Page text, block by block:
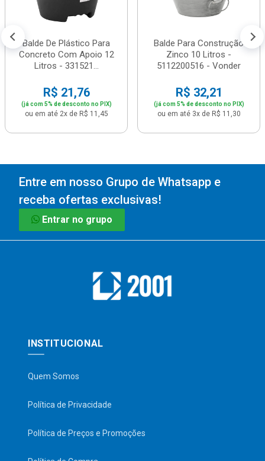
Balde De Plástico Para
Concreto Com Apoio 12
Litros - 331521...
R$ 21,76
(já com 5% de desconto no PIX)
ou em até 2x de R$ 11,45
Balde Para Construção
Zinco 10 Litros -
5112200516 - Vonder
R$ 32,21
(já com 5% de desconto no PIX)
ou em até 3x de R$ 11,30
Entre em nosso Grupo de Whatsapp e
receba ofertas exclusivas!
Entrar no grupo
INSTITUCIONAL
Quem Somos
Política de Privacidade
Política de Preços e Promoções